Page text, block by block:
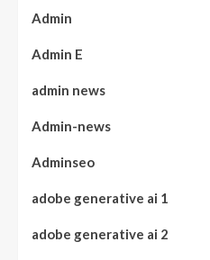
Admin
Admin E
admin news
Admin-news
Adminseo
adobe generative ai 1
adobe generative ai 2